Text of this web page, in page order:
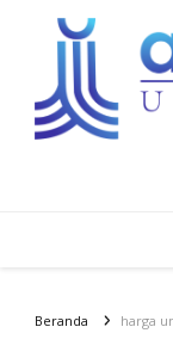
Beranda harga